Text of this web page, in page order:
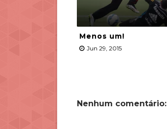
Menos um!
Jun 29, 2015
Nenhum comentário: